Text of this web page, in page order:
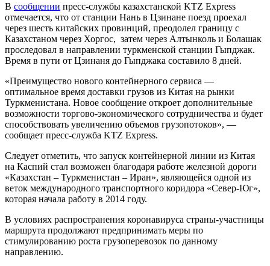
В сообщении пресс-службы казахстанской KTZ Express
отмечается, что от станции Нань в Цзинане поезд проехал
через шесть китайских провинций, преодолел границу с
Казахстаном через Хоргос, затем через Алтынколь и Болашак
проследовал в направлении туркменской станции Гыпджак.
Время в пути от Цзинаня до Гыпджака составило 8 дней.
«Преимущество нового контейнерного сервиса —
оптимальное время доставки грузов из Китая на рынки
Туркменистана. Новое сообщение откроет дополнительные
возможности торгово-экономического сотрудничества и будет
способствовать увеличению объемов грузопотоков», —
сообщает пресс-служба KTZ Express.
Следует отметить, что запуск контейнерной линии из Китая
на Каспий стал возможен благодаря работе железной дороги
«Казахстан – Туркменистан – Иран», являющейся одной из
веток международного транспортного коридора «Север-Юг»,
которая начала работу в 2014 году.
В условиях распространения коронавируса страны-участницы
маршрута продолжают предпринимать меры по
стимулированию роста грузоперевозок по данному
направлению.